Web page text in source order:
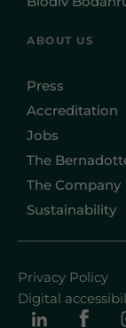
ABOUT US
Press
Accreditation
Jobs
The
The Company
Sustainability
Privacy Policy
Digital